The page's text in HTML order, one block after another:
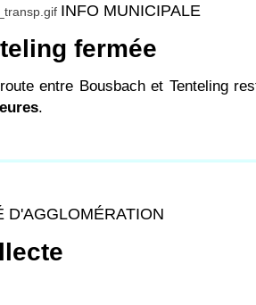
INFO MUNICIPALE
fermée
entre Bousbach et Tenteling
.
D'AGGLOMÉRATION